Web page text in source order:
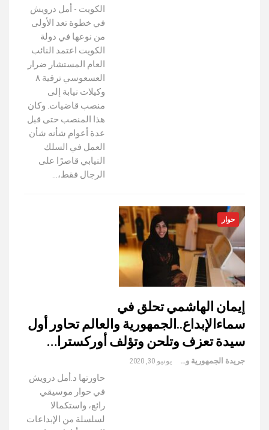
الكويت - أمل درويش
في خطوة تعد الأولى
من نوعها في دولة
الكويت اعتمد النائب
العام المستشار ضرار
العسعوسي ترقية ٨
وكيلات نيابة إلى
منصب قاضيات. وكان
هذا المنصب حتى قبل
عدة أعوام شأنه شأن
العمل في السلك
النيابي قاصرًا على
الرجال فقط،…
حوار
إيمان الهاشمي تحلق في
سماءالإبداع..الجمهورية والعالم تحاور أول
سيدة تعزف وتلحن وتؤلف أوركسترا…
جريدة الجمهورية والعالم يونيو 30, 2020
حاورتها د.أمل درويش
في حوار موسيقي
رائع، واستكمالا
لسلسلة من الإبداعات